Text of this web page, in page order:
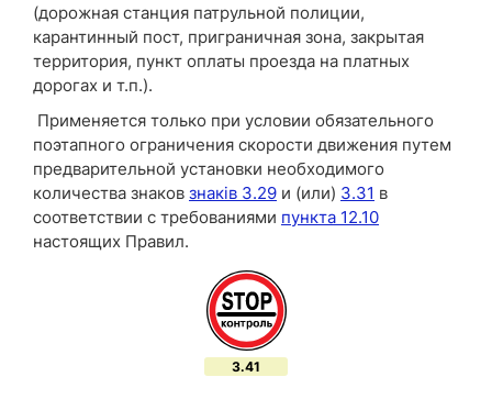
(дорожная станция патрульной полиции,
карантинный пост, приграничная зона, закрытая
территория, пункт оплаты проезда на платных
дорогах и т.п.).
Применяется только при условии обязательного
поэтапного ограничения скорости движения путем
предварительной установки необходимого
количества знаков знаків 3.29 и (или) 3.31 в
соответствии с требованиями пункта 12.10
настоящих Правил.
3.41